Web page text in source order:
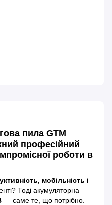
пила GTM
професійний
роботи в
мобільність і
Тоді акумуляторна
— саме те, що потрібно.